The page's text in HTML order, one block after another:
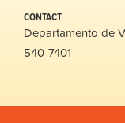
CONTACT
Departamento de
540-7401